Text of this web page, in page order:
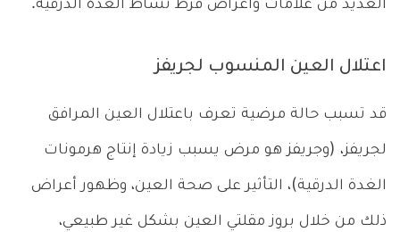
العديد من علامات وأعراض فرط نشاط الغدة الدرقية.
اعتلال العين المنسوب لجريفز
قد تسبب حالة مرضية تعرف باعتلال العين المرافق
لجريفز، (وجريفز هو مرض يسبب زيادة إنتاج هرمونات
الغدة الدرقية)، التأثير على صحة العين، وظهور أعراض
ذلك من خلال بروز مقلتي العين بشكل غير طبيعي،